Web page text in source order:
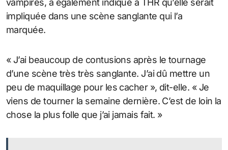
vampires, a également indiqué à THR qu’elle serait
impliquée dans une scène sanglante qui l’a
marquée.
« J’ai beaucoup de contusions après le tournage
d’une scène très très sanglante. J’ai dû mettre un
peu de maquillage pour les cacher », dit-elle. « Je
viens de tourner la semaine dernière. C’est de loin la
chose la plus folle que j’ai jamais fait. »